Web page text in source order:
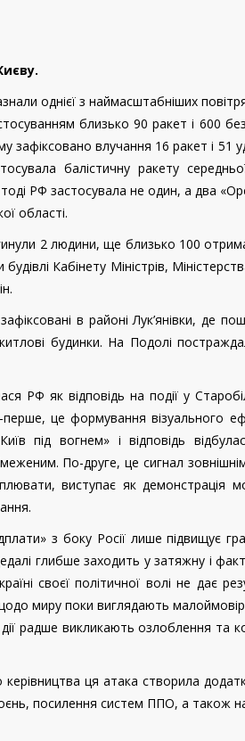
однієї з наймасштабніших
близько 90 ракет і 600
зафіксовано влучання 16 ракет і
балістичну ракету
РФ застосувала не один, а два
області.
2 людини, ще близько 100
Кабінету Міністрів,
в районі Лук’янівки, де
будинки. На Подолі
РФ як відповідь на події у
це формування візуального
під вогнем» і відповідь
По-друге, це сигнал
виступає як демонстрація
з боку Росії лише підвищує
глибше заходить у затяжну і
своєї політичної волі не дає
миру поки виглядають
радше викликають озлоблення та
керівництва ця атака створила
посилення систем ППО, а також